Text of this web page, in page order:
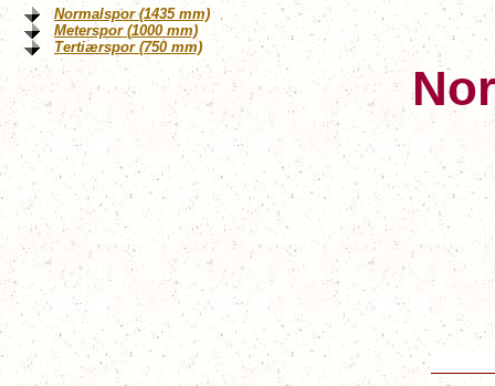
Normalspor (1435 mm)
Meterspor (1000 mm)
Tertiærspor (750 mm)